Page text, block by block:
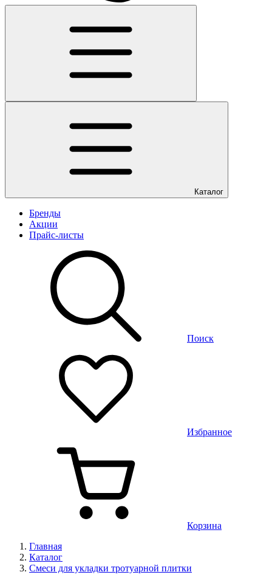
Каталог
Бренды
Акции
Прайс-листы
Поиск
Избранное
Корзина
Главная
Каталог
Смеси для укладки тротуарной плитки